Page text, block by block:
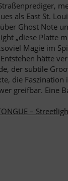
als East St.
Ghost Note
„diese Platte
Magie im
hätte
der subtile
die Faszination
greifbar. Eine
–